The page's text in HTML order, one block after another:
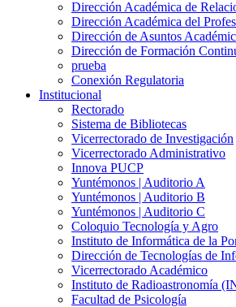
Dirección Académica de
Dirección Académica del
Dirección de Asuntos
Dirección de Formación
prueba
Conexión Regulatoria
Institucional
Rectorado
Sistema de Bibliotecas
Vicerrectorado de Investigación
Vicerrectorado Administrativo
Innova PUCP
Yuntémonos | Auditorio A
Yuntémonos | Auditorio B
Yuntémonos | Auditorio C
Coloquio Tecnología y Agro
Instituto de Informática de la
Dirección de Tecnologías de
Vicerrectorado Académico
Instituto de Radioastronomía
Facultad de Psicología